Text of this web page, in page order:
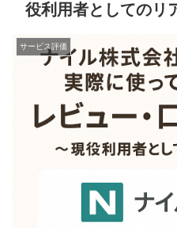
役利用者としてのリ
サービス評価